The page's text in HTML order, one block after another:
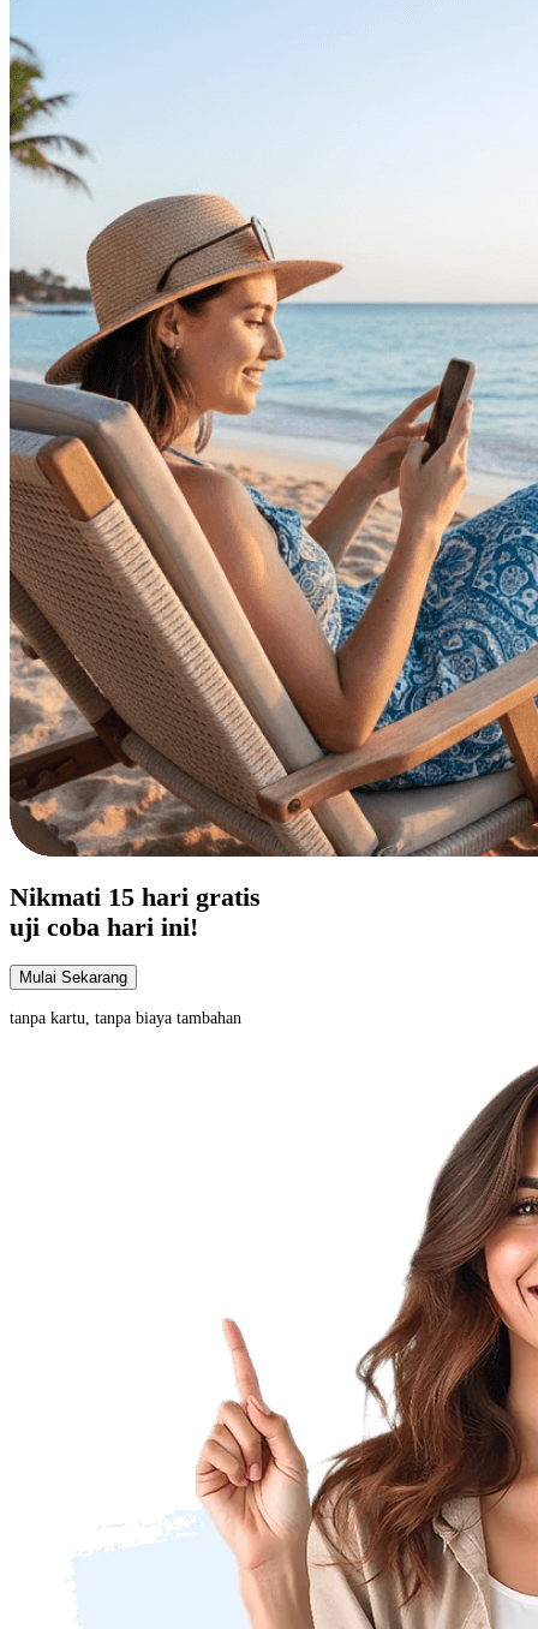
Nikmati 15 hari gratis
uji coba hari ini!
Mulai Sekarang
tanpa kartu, tanpa biaya tambahan